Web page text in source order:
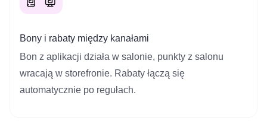
Bony i rabaty między kanałami
Bon z aplikacji działa w salonie, punkty z salonu
wracają w storefronie. Rabaty łączą się
automatycznie po regułach.